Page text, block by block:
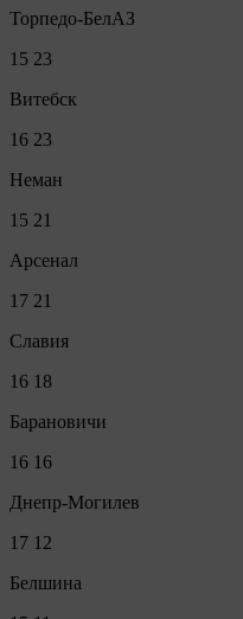
Торпедо-БелАЗ
15 23
Витебск
16 23
Неман
15 21
Арсенал
17 21
Славия
16 18
Барановичи
16 16
Днепр-Могилев
17 12
Белшина